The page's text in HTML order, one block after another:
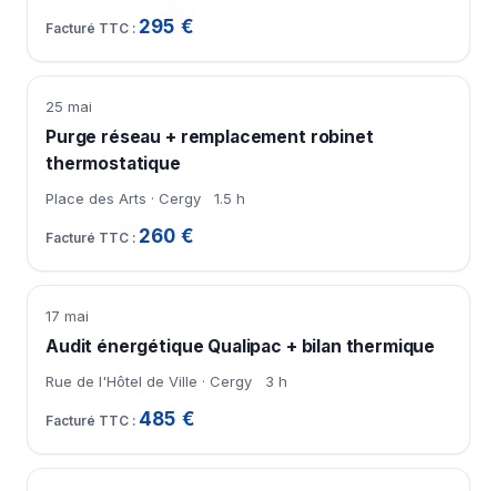
295 €
25 mai
Purge réseau + remplacement robinet
thermostatique
Place des Arts · Cergy 1.5 h
260 €
17 mai
Audit énergétique Qualipac + bilan thermique
Rue de l'Hôtel de Ville · Cergy 3 h
485 €